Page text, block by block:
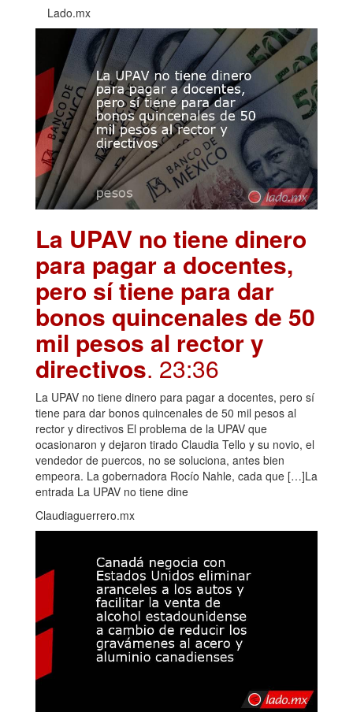
Lado.mx
La UPAV no tiene dinero
para pagar a docentes,
pero sí tiene para dar
bonos quincenales de 50
mil pesos al rector y
directivos. 23:36
La UPAV no tiene dinero para pagar a docentes, pero sí
tiene para dar bonos quincenales de 50 mil pesos al
rector y directivos El problema de la UPAV que
ocasionaron y dejaron tirado Claudia Tello y su novio, el
vendedor de puercos, no se soluciona, antes bien
empeora. La gobernadora Rocío Nahle, cada que […]La
entrada La UPAV no tiene dine
Claudiaguerrero.mx